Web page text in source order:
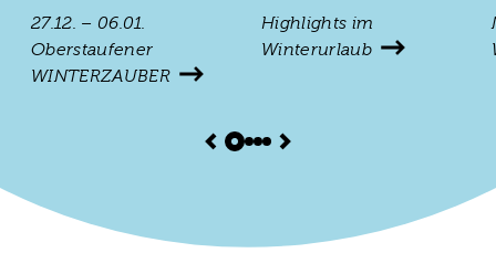
27.12. – 06.01.
Oberstaufener
WINTERZAUBER
Highlights im
Winterurlaub